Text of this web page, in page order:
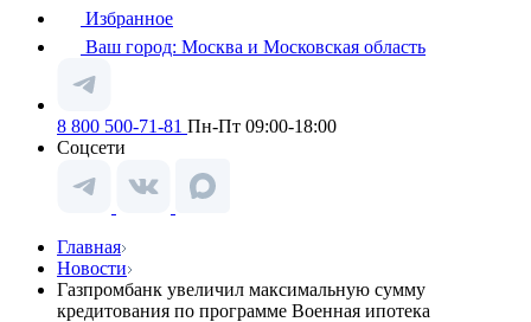
Избранное
Ваш город: Москва и Московская область
8 800 500-71-81 Пн-Пт 09:00-18:00
Соцсети
Главная
Новости
Газпромбанк увеличил максимальную сумму
кредитования по программе Военная ипотека